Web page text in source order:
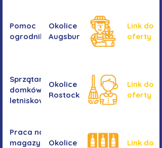
Pomoc
ogrodnika
Okolice
Augsburga
Link do
oferty
Sprzątanie
domków
letniskowych
Okolice
Rostocku
Link do
oferty
Praca na
magazynieOkolice
Link do